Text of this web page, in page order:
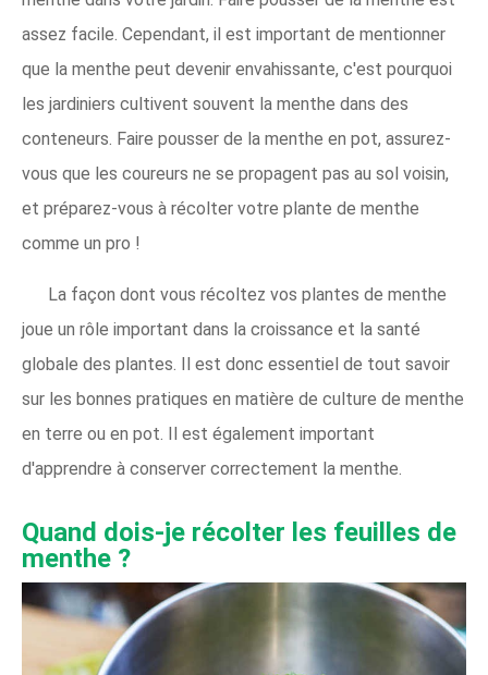
assez facile. Cependant, il est important de mentionner
que la menthe peut devenir envahissante, c'est pourquoi
les jardiniers cultivent souvent la menthe dans des
conteneurs. Faire pousser de la menthe en pot, assurez-
vous que les coureurs ne se propagent pas au sol voisin,
et préparez-vous à récolter votre plante de menthe
comme un pro !
La façon dont vous récoltez vos plantes de menthe
joue un rôle important dans la croissance et la santé
globale des plantes. Il est donc essentiel de tout savoir
sur les bonnes pratiques en matière de culture de menthe
en terre ou en pot. Il est également important
d'apprendre à conserver correctement la menthe.
Quand dois-je récolter les feuilles de
menthe ?